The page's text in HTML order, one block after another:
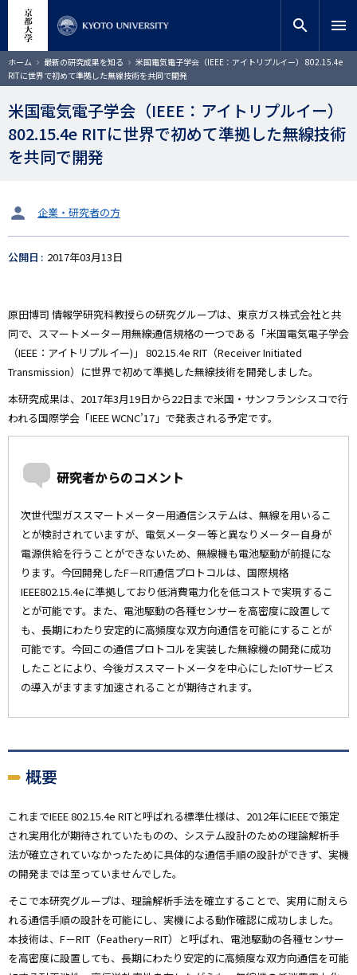
コ
ン
テ
ン
ツ
に
移
サイト内検索
検索
search menu
ホーム 最新の研究成果を知る
米国電気電子学会（IEEE：アイトリプルイー） 802.15.4e
RITに世界で初めて準拠した無線技術を共同で開発
米国電気電子学会（IEEE：アイトリプルイー）
802.15.4e RITに世界で初めて準拠した無線技術
を共同で開発
タ
ッ
企業・研究者の方
公開日 2017年03月13日
原田博司 情報学研究科教授らの研究グループは、東京ガス株式会社と共
同で、スマートメーター用無線通信規格の一つである「米国電気電子学会
（IEEE：アイトリプルイー)」 802.15.4e RIT（Receiver Initiated
Transmission）に世界で初めて準拠した無線技術を開発しました。
本研究成果は、2017年3月19日から22日まで米国・サンフランシスコで行
われる国際学会「IEEE WCNC’17」で発表される予定です。
研究者からのコメント
次世代型ガススマートメーター用通信システムは、無線を用いるこ
とが検討されていますが、電気メーター等と異なりメーター自身が
電源供給を行うことができないため、無線機も電池駆動が前提にな
ります。今回開発したF－RIT通信プロトコルは、国際規格
IEEE802.15.4eに準拠しており低消費電力化を低コストで実現するこ
とが可能です。また、電池駆動の各種センサーを高密度に設置して
も、長期にわたり安定的に高頻度な双方向通信を可能にすることが
可能です。今回この通信プロトコルを実装した無線機の開発に成功
したことにより、今後ガススマートメータを中心にしたIoTサービス
の導入がますます加速されることが期待されます。
概要
これまでIEEE 802.15.4e RITと呼ばれる標準仕様は、2012年にIEEEで策定
され実用化が期待されていたものの、システム設計のための理論解析手
法が確立されていなかったために具体的な通信手順の設計ができず、実機
の開発までは至っていませんでした。
そこで本研究グループは、理論解析手法を確立することで、実用に耐えら
れる通信手順の設計を可能にし、実機による動作確認に成功しました。
本技術は、F－RIT（Feathery－RIT）と呼ばれ、電池駆動の各種センサー
を高密度に設置しても、長期にわたり安定的に高頻度な双方向通信を可能